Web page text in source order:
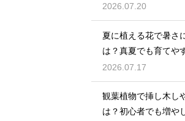
2026.07.20
夏に植える花で暑さ
は？真夏でも育てや
2026.07.17
観葉植物で挿し木し
は？初心者でも増や